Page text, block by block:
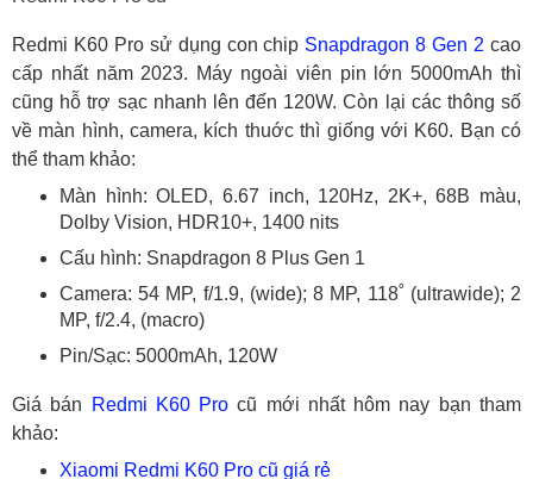
Redmi K60 Pro sử dụng con chip Snapdragon 8 Gen 2 cao
cấp nhất năm 2023. Máy ngoài viên pin lớn 5000mAh thì
cũng hỗ trợ sạc nhanh lên đến 120W. Còn lại các thông số
về màn hình, camera, kích thuớc thì giống với K60. Bạn có
thể tham khảo:
Màn hình: OLED, 6.67 inch, 120Hz, 2K+, 68B màu,
Dolby Vision, HDR10+, 1400 nits
Cấu hình: Snapdragon 8 Plus Gen 1
Camera: 54 MP, f/1.9, (wide); 8 MP, 118˚ (ultrawide); 2
MP, f/2.4, (macro)
Pin/Sạc: 5000mAh, 120W
Giá bán Redmi K60 Pro cũ mới nhất hôm nay bạn tham
khảo:
Xiaomi Redmi K60 Pro cũ giá rẻ